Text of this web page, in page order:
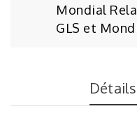
Mondial
GLS et